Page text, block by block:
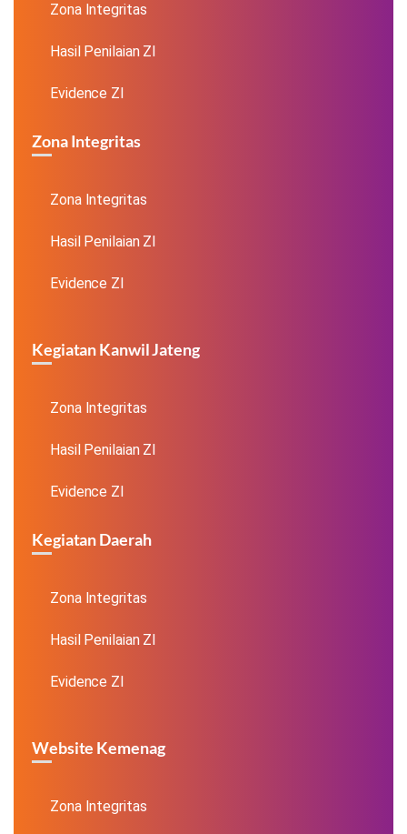
Zona Integritas
Hasil Penilaian ZI
Evidence ZI
Zona Integritas
Zona Integritas
Hasil Penilaian ZI
Evidence ZI
Kegiatan Kanwil Jateng
Zona Integritas
Hasil Penilaian ZI
Evidence ZI
Kegiatan Daerah
Zona Integritas
Hasil Penilaian ZI
Evidence ZI
Website Kemenag
Zona Integritas